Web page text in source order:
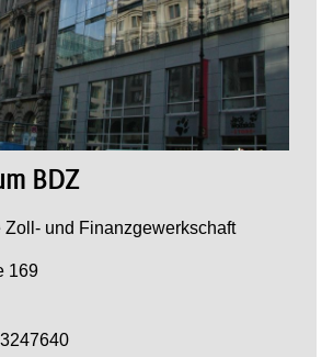
BDZ
Zoll- und Finanzgewerkschaft
169